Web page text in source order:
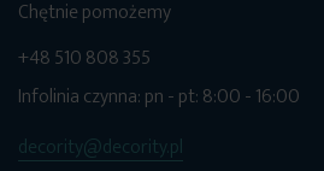
Chętnie pomożemy
+48 510 808 355
Infolinia czynna: pn - pt: 8:00 - 16:00
decority@decority.pl